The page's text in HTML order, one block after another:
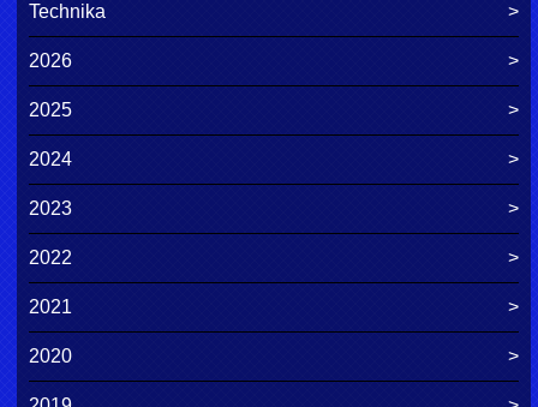
Technika
2026
2025
2024
2023
2022
2021
2020